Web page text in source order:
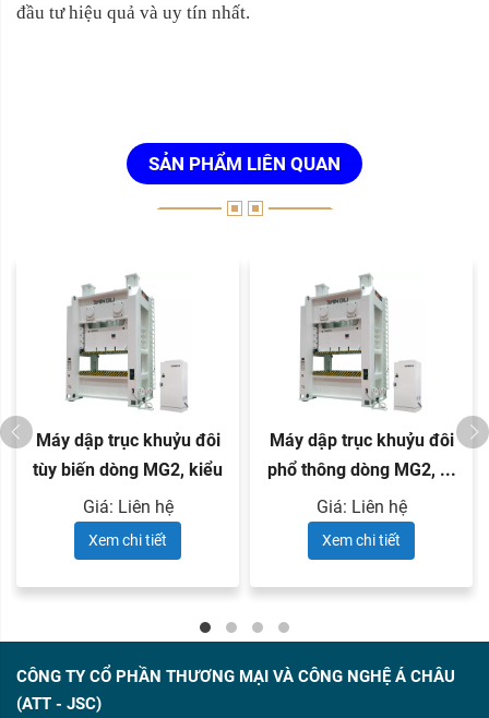
đầu tư hiệu quả và uy tín nhất.
SẢN PHẨM LIÊN QUAN
Máy dập trục khuỷu đôi
tùy biến dòng MG2, kiểu
...
Giá: Liên hệ
Xem chi tiết
Máy dập trục khuỷu đôi
phổ thông dòng MG2, ...
Giá: Liên hệ
Xem chi tiết
CÔNG TY CỔ PHẦN THƯƠNG MẠI VÀ CÔNG NGHỆ Á CHÂU
(ATT - JSC)